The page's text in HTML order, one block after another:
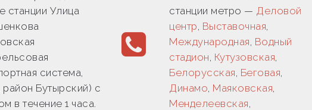
станции Улица
система,
Бутырский) с
в течение 1 часа.
станции метро — Деловой
центр, Выставочная,
Международная, Водный
стадион, Кутузовская,
Белорусская, Беговая,
Динамо, Маяковская,
Менделеевская,